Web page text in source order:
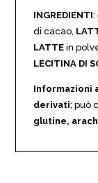
INGREDIENTI:
di cacao,
LATTE in
LECITINA DI
Informazioni
derivati; può
glutine,